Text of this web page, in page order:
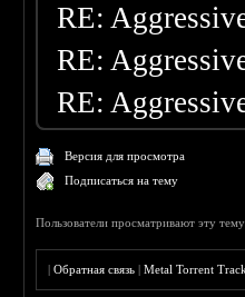
RE:
RE:
RE:
Версия для просмотра
Подписаться на тему
Пользователи просматривают эту
|Обратная связь |Metal Torrent